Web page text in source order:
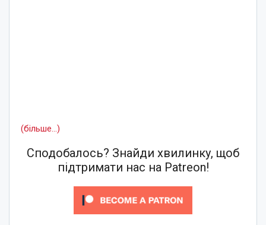
(більше…)
Сподобалось? Знайди хвилинку, щоб
підтримати нас на Patreon!